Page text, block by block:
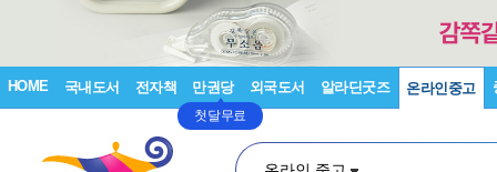
HOME 국내도서 전자책 만권당
첫달무료
외국도서 알라딘굿즈 온라인중고